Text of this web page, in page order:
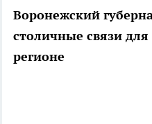
Воронежский
столичные связи
регионе